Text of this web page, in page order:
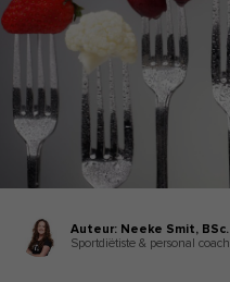
Auteur: Neeke Smit, BSc.
Sportdiëtiste & personal coach